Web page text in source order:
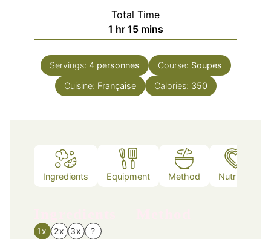
Total Time
1 hour
hr 15minutes
mins
Servings: 4 personnes Course: Soupes
Cuisine: Française Calories: 350
Ingredients Equipment Method Nutrition
1x 2x 3x ?